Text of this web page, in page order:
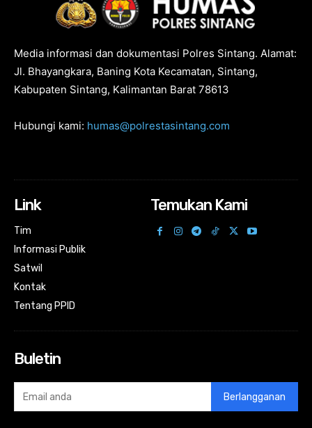
Media informasi dan dokumentasi Polres Sintang. Alamat:
Jl. Bhayangkara, Baning Kota Kecamatan, Sintang,
Kabupaten Sintang, Kalimantan Barat 78613
Hubungi kami: humas@polrestasintang.com
Link
Tim
Informasi Publik
Satwil
Kontak
Tentang PPID
Temukan Kami
Buletin
Berlangganan